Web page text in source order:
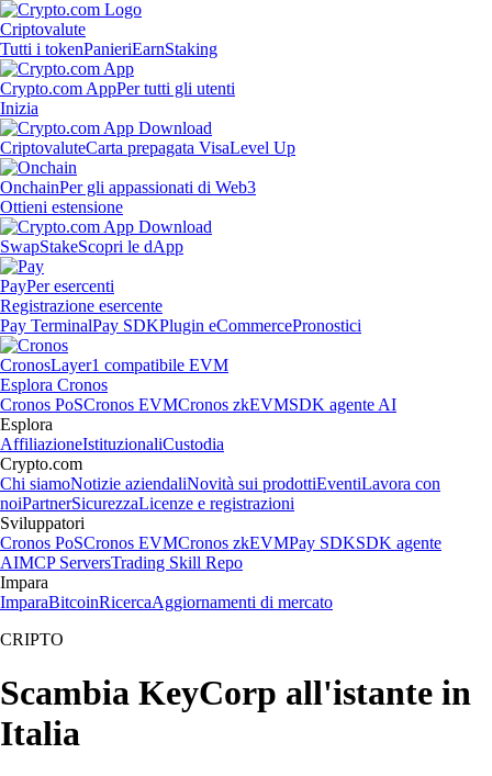
Criptovalute
Tutti i tokenPanieriEarnStaking
Crypto.com AppPer tutti gli utenti
Inizia
CriptovaluteCarta prepagata VisaLevel Up
OnchainPer gli appassionati di Web3
Ottieni estensione
SwapStakeScopri le dApp
PayPer esercenti
Registrazione esercente
Pay TerminalPay SDKPlugin eCommercePronostici
CronosLayer1 compatibile EVM
Esplora Cronos
Cronos PoSCronos EVMCronos zkEVMSDK agente AI
Esplora
AffiliazioneIstituzionaliCustodia
Crypto.com
Chi siamoNotizie aziendaliNovità sui prodottiEventiLavora con
noiPartnerSicurezzaLicenze e registrazioni
Sviluppatori
Cronos PoSCronos EVMCronos zkEVMPay SDKSDK agente
AIMCP ServersTrading Skill Repo
Impara
ImparaBitcoinRicercaAggiornamenti di mercato
CRIPTO
Scambia KeyCorp all'istante in
Italia